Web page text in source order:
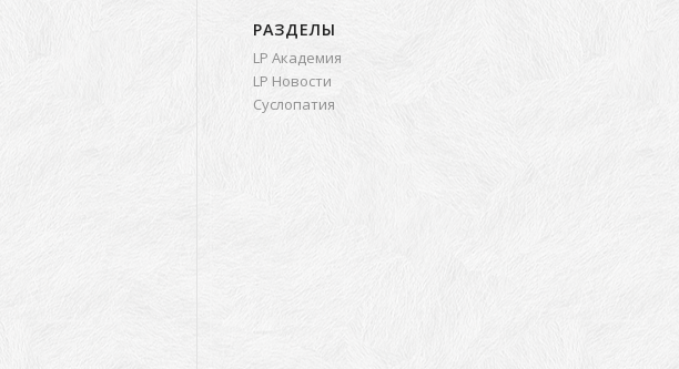
РАЗДЕЛЫ
LP Академия
LP Новости
Суслопатия